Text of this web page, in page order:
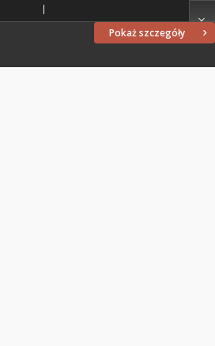
Pokaż szczegóły